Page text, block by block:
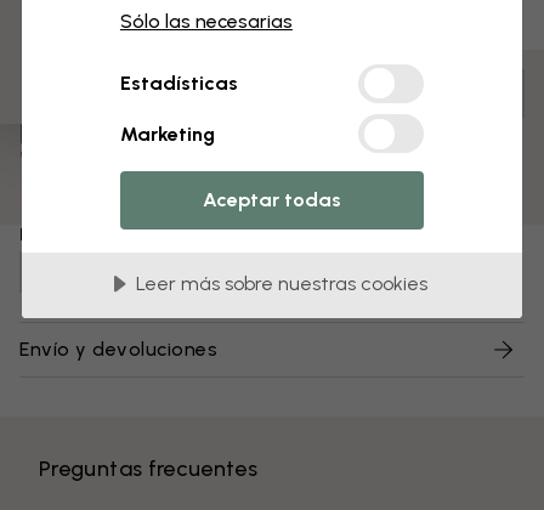
Personaliza para tu espacio y realiza tu pedido
Premontado y listo para colgar
Colores resistentes a la decoloración
Número de artículo:
Envío y devoluciones
Preguntas frecuentes
Sólo las necesarias
Estadísticas
Marketing
Aceptar todas
Leer más sobre nuestras cookies